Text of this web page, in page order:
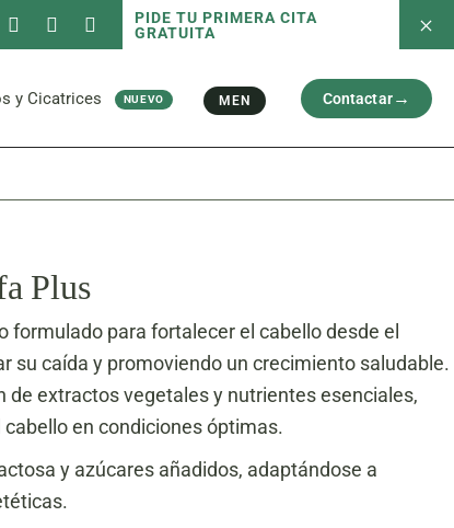
PIDE TU PRIMERA CITA
GRATUITA
Capilar
y Cicatrices NUEVO
Fotos antes/después
MEN
Cara
Contactar
Brazos y Piernas
Fotos antes/después
Plus
formulado para fortalecer el cabello desde el
su caída y promoviendo un crecimiento saludable.
de extractos vegetales y nutrientes esenciales,
en condiciones óptimas.
y azúcares añadidos, adaptándose a